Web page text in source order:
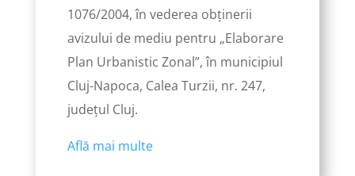
1076/2004, în vederea obținerii
avizului de mediu pentru „Elaborare
Plan Urbanistic Zonal”, în municipiul
Cluj-Napoca, Calea Turzii, nr. 247,
județul Cluj.
Află mai multe